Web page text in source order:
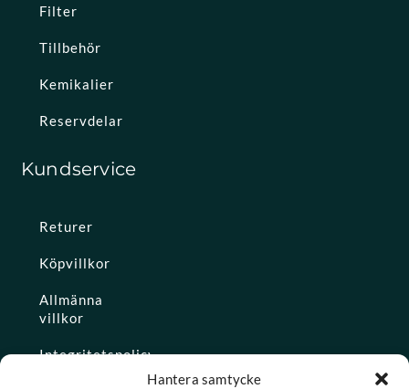
Hantera samtycke
Filter
Tillbehör
Kemikalier
Reservdelar
Kundservice
Returer
Köpvillkor
Allmänna
villkor
Integritetspolicy